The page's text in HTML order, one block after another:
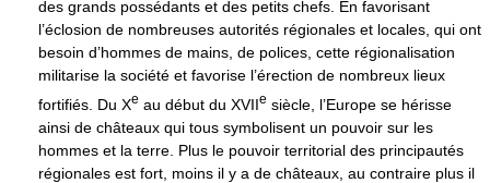
des grands possédants et des petits chefs. En favorisant
l’éclosion de nombreuses autorités régionales et locales, qui ont
besoin d’hommes de mains, de polices, cette régionalisation
militarise la société et favorise l’érection de nombreux lieux
fortifiés. Du Xe au début du XVIIe siècle, l’Europe se hérisse
ainsi de châteaux qui tous symbolisent un pouvoir sur les
hommes et la terre. Plus le pouvoir territorial des principautés
régionales est fort, moins il y a de châteaux, au contraire plus il